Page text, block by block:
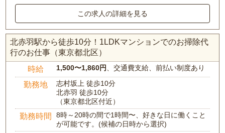
この求人の詳細を見る
北赤羽駅から徒歩10分！1LDKマンションでのお掃除代
行のお仕事（東京都北区）
時給 1,500〜1,860円 、交通費支給、前払い制度あり
勤務地
志村坂上 徒歩10分
北赤羽 徒歩10分
（東京都北区付近）
勤務時間
8時～20時の間で1時間〜、好きな日に働くこと
が可能です。(候補の日時から選択)